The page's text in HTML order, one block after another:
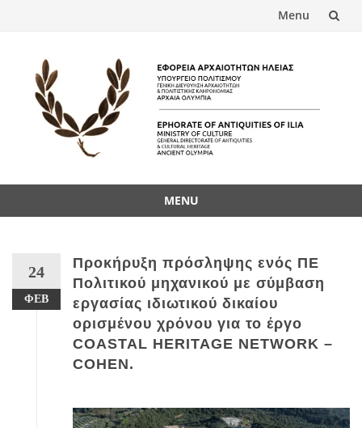
Menu
content
MENU
24
ΦΕΒ
Προκήρυξη πρόσληψης ενός ΠΕ
Πολιτικού μηχανικού με σύμβαση
εργασίας ιδιωτικού δικαίου
ορισμένου χρόνου για το έργο
COASTAL HERITAGE NETWORK –
COHEN.